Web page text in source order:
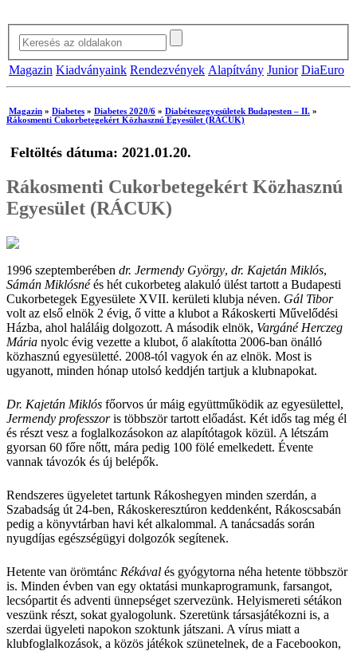
Magazin Kiadványaink Rendezvények Alapítvány Junior DiaEuro
Magazin » Diabetes » Diabetes 2020/6 » Diabéteszegyesületek Budapesten – II. »
Rákosmenti Cukorbetegekért Közhasznú Egyesület (RÁCUK)
Feltöltés dátuma: 2021.01.20.
Rákosmenti Cukorbetegekért Közhasznú
Egyesület (RÁCUK)
1996 szeptemberében dr. Jermendy György, dr. Kajetán Miklós,
Sámán Miklósnéés hét cukorbeteg alakuló ülést tartott a Budapesti
Cukorbetegek Egyesülete XVII. kerületi klubja néven. Gál Tibor
volt az első elnök 2 évig, ő vitte a klubot a Rákoskerti Művelődési
Házba, ahol haláláig dolgozott. A második elnök, Vargáné Herczeg
Mária nyolc évig vezette a klubot, ő alakította 2006-ban önálló
közhasznú egyesületté. 2008-tól vagyok én az elnök. Most is
ugyanott, minden hónap utolsó keddjén tartjuk a klubnapokat.
Dr. Kajetán Miklós főorvos úr máig együttműködik az egyesülettel,
Jermendy professzoris többször tartott előadást. Két idős tag még él
és részt vesz a foglalkozásokon az alapítótagok közül. A létszám
gyorsan 60 főre nőtt, mára pedig 100 fölé emelkedett. Évente
vannak távozók és új belépők.
Rendszeres ügyeletet tartunk Rákoshegyen minden szerdán, a
Szabadság út 24-ben, Rákoskeresztúron keddenként, Rákoscsabán
pedig a könyvtárban havi két alkalommal. A tanácsadás során
nyugdíjas egészségügyi dolgozók segítenek.
Hetente van örömtánc Rékával és gyógytorna néha hetente többször
is. Minden évben van egy oktatási munkaprogramunk, farsangot,
lecsópartit és adventi ünnepséget szervezünk. Helyismereti sétákon
veszünk részt, sokat gyalogolunk. Szeretünk társasjátékozni is, a
szerdai ügyeleti napokon szoktunk játszani. A vírus miatt a
klubfoglalkozások, a közös játékok szünetelnek, de a Facebookon,